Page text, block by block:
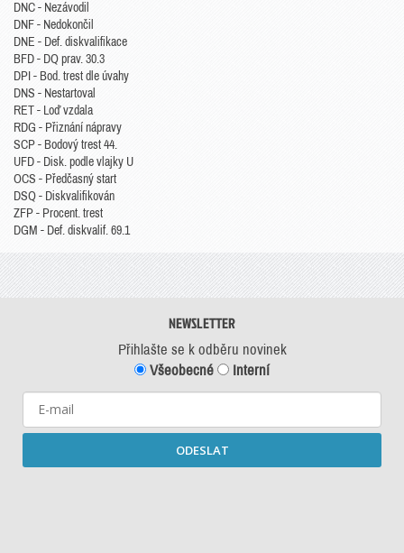
DNC - Nezávodil
DNF - Nedokončil
DNE - Def. diskvalifikace
BFD - DQ prav. 30.3
DPI - Bod. trest dle úvahy
DNS - Nestartoval
RET - Loď vzdala
RDG - Přiznání nápravy
SCP - Bodový trest 44.
UFD - Disk. podle vlajky U
OCS - Předčasný start
DSQ - Diskvalifikován
ZFP - Procent. trest
DGM - Def. diskvalif. 69.1
NEWSLETTER
Přihlašte se k odběru novinek
Všeobecné
Interní
ODESLAT